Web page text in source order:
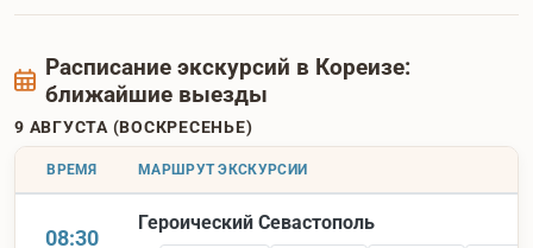
Расписание экскурсий в Кореизе:
ближайшие выезды
9 АВГУСТА (ВОСКРЕСЕНЬЕ)
ВРЕМЯ МАРШРУТ ЭКСКУРСИИ
08:30
Героический Севастополь